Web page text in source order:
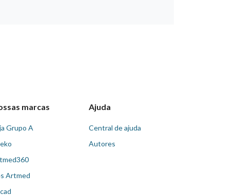
marcas
Grupo A
Artmed
Ajuda
Central de ajuda
Autores